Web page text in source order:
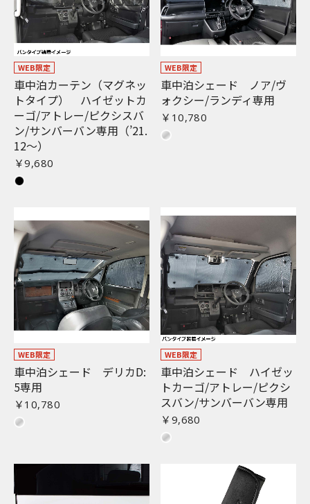
WEB限定
車中泊カーテン（マグネッ
トタイプ） ハイゼットカ
ーゴ/アトレー/ピクシスバ
ン/サンバーバン専用（’21.
12〜）
￥9,680
WEB限定
車中泊シェード ノア/ヴ
ォクシー/ランディ専用
￥10,780
WEB限定
車中泊シェード デリカD:
5専用
￥10,780
WEB限定
車中泊シェード ハイゼッ
トカーゴ/アトレー/ピクシ
スバン/サンバーバン専用
￥9,680
お買い物を続ける カートへ進む